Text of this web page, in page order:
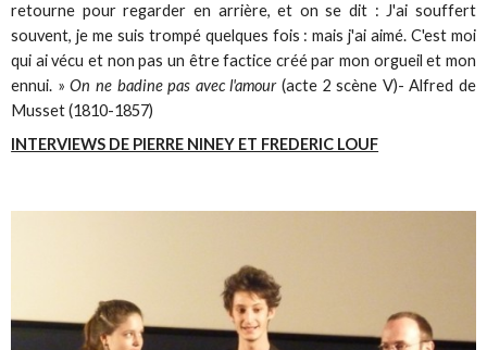
retourne pour regarder en arrière, et on se dit : J'ai souffert
souvent, je me suis trompé quelques fois : mais j'ai aimé. C'est moi
qui ai vécu et non pas un être factice créé par mon orgueil et mon
ennui. »On ne badine pas avec l'amour(acte 2 scène V)- Alfred de
Musset (1810-1857)
INTERVIEWS DE PIERRE NINEY ET FREDERIC LOUF